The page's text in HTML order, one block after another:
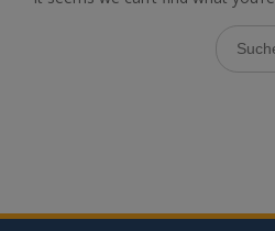
Search
for: